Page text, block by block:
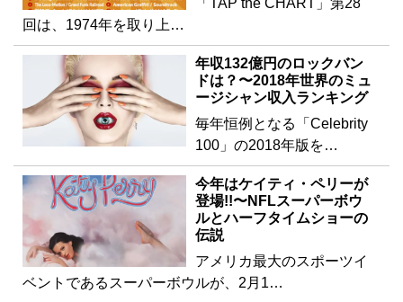
「TAP the CHART」第28
回は、1974年を取り上…
年収132億円のロックバン
ドは？〜2018年世界のミュ
ージシャン収入ランキング
毎年恒例となる「Celebrity
100」の2018年版を…
今年はケイティ・ペリーが
登場!!〜NFLスーパーボウ
ルとハーフタイムショーの
伝説
アメリカ最大のスポーツイ
ベントであるスーパーボウルが、2月1…